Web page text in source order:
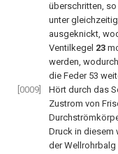
überschritten,
unter
ausgeknickt,
Ventilkegel 23
werden,
die Feder 53
[0009]
Hört durch das
Zustrom von
Druck in diesem
der Wellrohrbalg